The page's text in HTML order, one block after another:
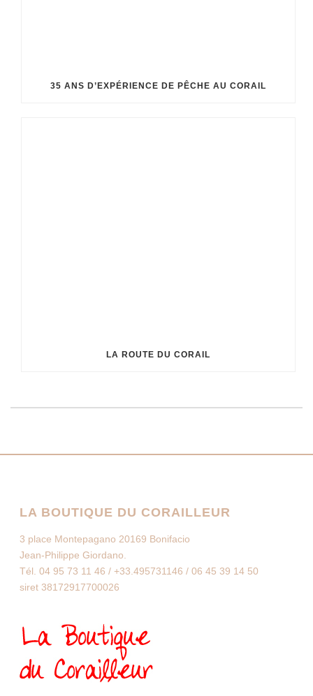
35 ANS D’EXPÉRIENCE DE PÊCHE AU CORAIL
LA ROUTE DU CORAIL
LA BOUTIQUE DU CORAILLEUR
3 place Montepagano 20169 Bonifacio
Jean-Philippe Giordano.
Tél. 04 95 73 11 46 / +33.495731146 / 06 45 39 14 50
siret 38172917700026